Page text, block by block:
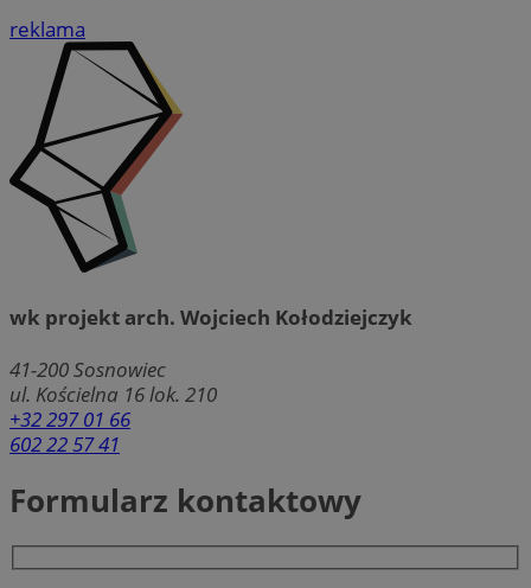
reklama
wk projekt arch. Wojciech Kołodziejczyk
41-200Sosnowiec
ul. Kościelna 16 lok. 210
+32 297 01 66
602 22 57 41
Formularz kontaktowy